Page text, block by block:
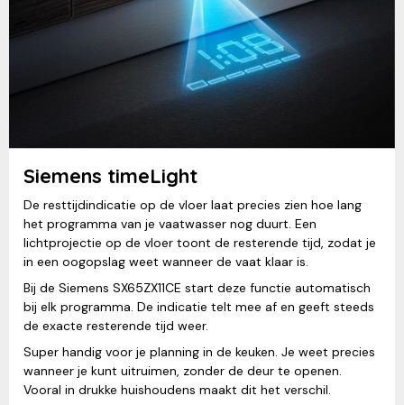
Siemens timeLight
De resttijdindicatie op de vloer laat precies zien hoe lang
het programma van je vaatwasser nog duurt. Een
lichtprojectie op de vloer toont de resterende tijd, zodat je
in een oogopslag weet wanneer de vaat klaar is.
Bij de Siemens SX65ZX11CE start deze functie automatisch
bij elk programma. De indicatie telt mee af en geeft steeds
de exacte resterende tijd weer.
Super handig voor je planning in de keuken. Je weet precies
wanneer je kunt uitruimen, zonder de deur te openen.
Vooral in drukke huishoudens maakt dit het verschil.